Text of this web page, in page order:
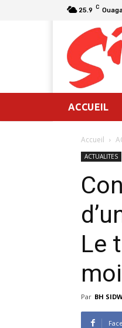
25.9 C
ACCUEIL
Accueil
ACTUALITES
Le
Par BH